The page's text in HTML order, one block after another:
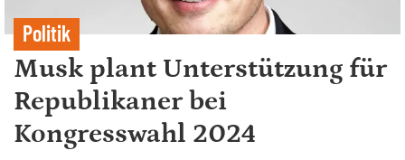
Politik
Musk plant Unterstützung für
Republikaner bei
Kongresswahl 2024